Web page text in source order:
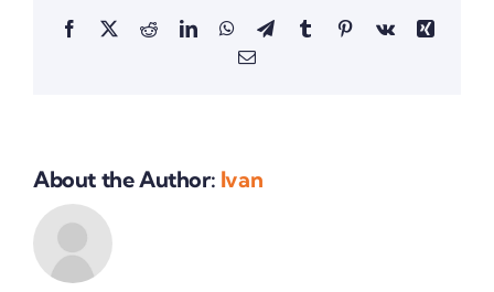
Facebook
X RedditLinkedInWhatsApp
TelegramTumblrPinterest
Vk
Xing
Email:
About the Author: Ivan